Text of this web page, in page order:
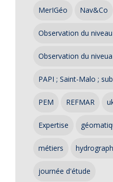
MerIGéo Nav&Co
Observation du
Observation du
PAPI ; Saint-Malo ;
PEM REFMAR
Expertise
métiers
journée d'étude